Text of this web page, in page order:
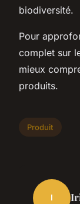
biodiversité.
Pour
complet sur
mieux
produits.
Produit
I